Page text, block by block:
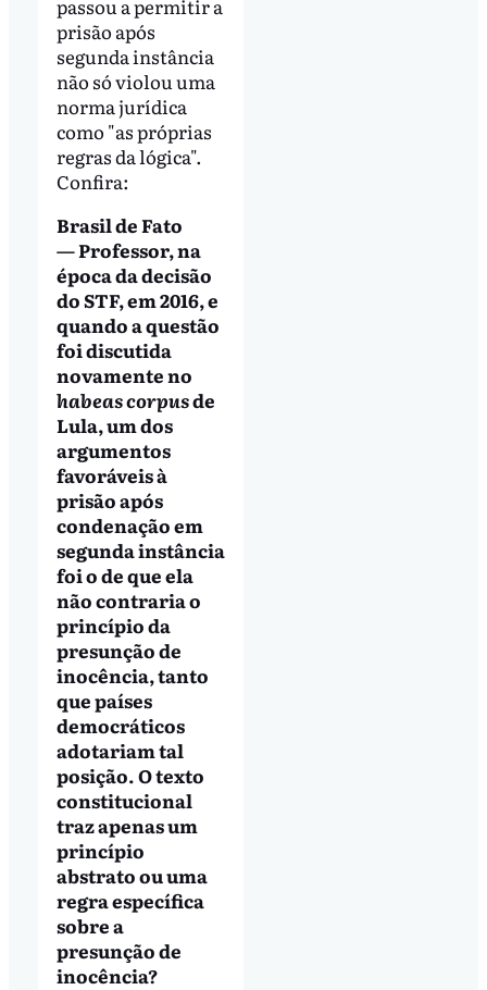
passou a permitir a
prisão após
segunda instância
não só violou uma
norma jurídica
como "as próprias
regras da lógica".
Confira:
Brasil de Fato
— Professor, na
época da decisão
do STF, em 2016, e
quando a questão
foi discutida
novamente no
habeas corpusde
Lula, um dos
argumentos
favoráveis à
prisão após
condenação em
segunda instância
foi o de que ela
não contraria o
princípio da
presunção de
inocência, tanto
que países
democráticos
adotariam tal
posição. O texto
constitucional
traz apenas um
princípio
abstrato ou uma
regra específica
sobre a
presunção de
inocência?